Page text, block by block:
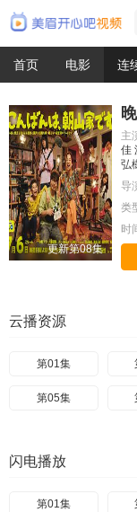
首页 电影 连
更新第08集
主
佳
弘
导
类
时
云播资源
第01集
第05集
闪电播放
第01集